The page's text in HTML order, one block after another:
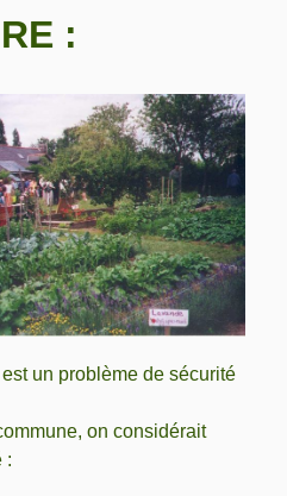
:
un problème de sécurité
on considérait
: